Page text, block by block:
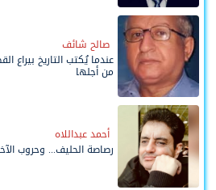
صالح شائف
عندما يُكتب التاريخ بيراع
من أجلها
أحمد عبداللاه
رصاصة الحليف... وحروب